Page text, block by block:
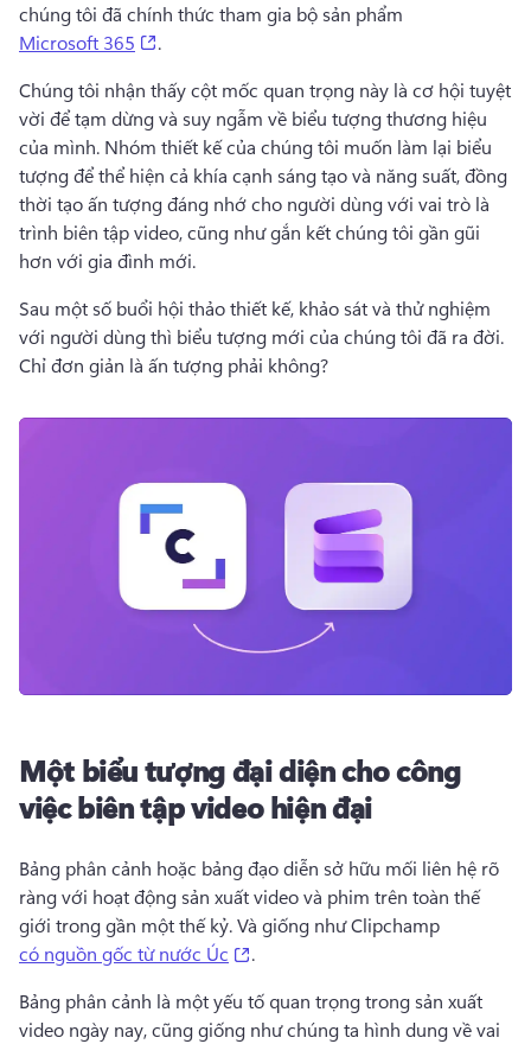
chúng tôi đã chính thức tham gia bộ sản phẩm
Microsoft 365
.
Chúng tôi nhận thấy cột mốc quan trọng này là cơ hội tuyệt
vời để tạm dừng và suy ngẫm về biểu tượng thương hiệu
của mình. Nhóm thiết kế của chúng tôi muốn làm lại biểu
tượng để thể hiện cả khía cạnh sáng tạo và năng suất, đồng
thời tạo ấn tượng đáng nhớ cho người dùng với vai trò là
trình biên tập video, cũng như gắn kết chúng tôi gần gũi
hơn với gia đình mới.
Sau một số buổi hội thảo thiết kế, khảo sát và thử nghiệm
Chỉ đơn giản là ấn tượng phải không?
Một biểu tượng đại diện cho công
việc biên tập video hiện đại
Bảng phân cảnh hoặc bảng đạo diễn sở hữu mối liên hệ rõ
ràng với hoạt động sản xuất video và phim trên toàn thế
giới trong gần một thế kỷ. Và giống như Clipchamp
có nguồn gốc từ nước Úc
(opens in a new tab)
.
Bảng phân cảnh là một yếu tố quan trọng trong sản xuất
video ngày nay, cũng giống như chúng ta hình dung về vai